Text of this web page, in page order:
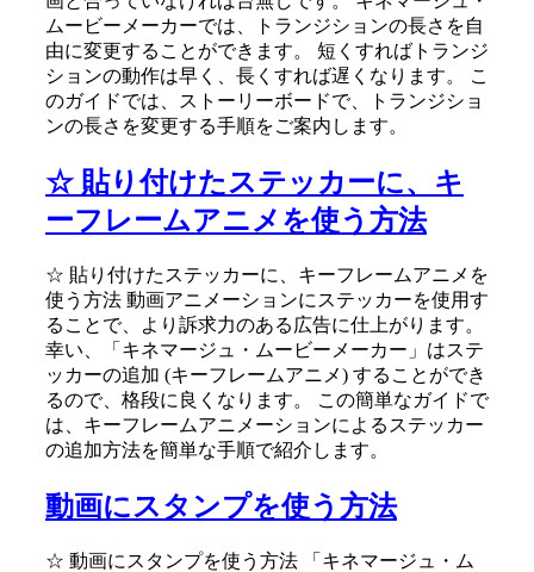
ムービーメーカーでは、トランジションの長さを自
由に変更することができます。 短くすればトランジ
ションの動作は早く、長くすれば遅くなります。 こ
のガイドでは、ストーリーボードで、トランジショ
ンの長さを変更する手順をご案内します。
☆ 貼り付けたステッカーに、キ
ーフレームアニメを使う方法
☆ 貼り付けたステッカーに、キーフレームアニメを
使う方法 動画アニメーションにステッカーを使用す
ることで、より訴求力のある広告に仕上がります。
幸い、「キネマージュ・ムービーメーカー」はステ
ッカーの追加 (キーフレームアニメ) することができ
るので、格段に良くなります。 この簡単なガイドで
は、キーフレームアニメーションによるステッカー
の追加方法を簡単な手順で紹介します。
動画にスタンプを使う方法
☆ 動画にスタンプを使う方法 「キネマージュ・ム